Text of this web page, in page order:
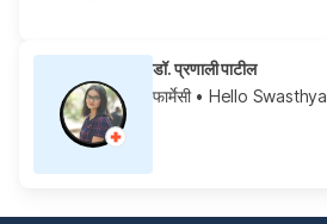
डॉ. प्रणाली पाटील
फार्मेसी• Hello Swasthya